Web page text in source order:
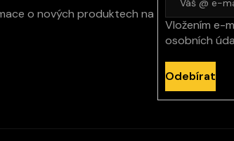
o nových produktech na
Vložením e-
osobních
Odebírat